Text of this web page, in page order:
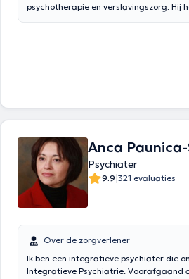
psychotherapie en verslavingszorg. Hij
Anca
Psychiater
9.9|321 evaluaties
Over de zorgverlener
Ik ben een integratieve psychiater die
Integratieve Psychiatrie. Voorafgaand